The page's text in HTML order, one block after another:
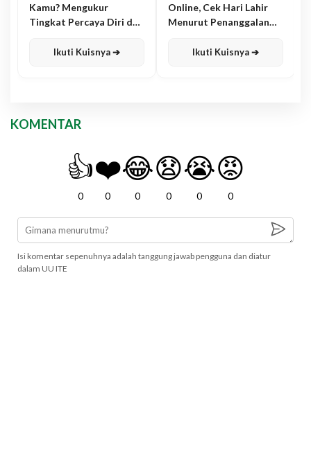
Kamu? Mengukur
Tingkat Percaya Diri dan
Ikuti Kuisnya ➔
Online, Cek Hari Lahir
Menurut Penanggalan
Ikuti Kuisnya ➔
KOMENTAR
👍
0
❤️
0
😂
0
😧
0
😭
0
😡
0
Isi komentar sepenuhnya adalah tanggung jawab pengguna dan diatur
dalam UU ITE